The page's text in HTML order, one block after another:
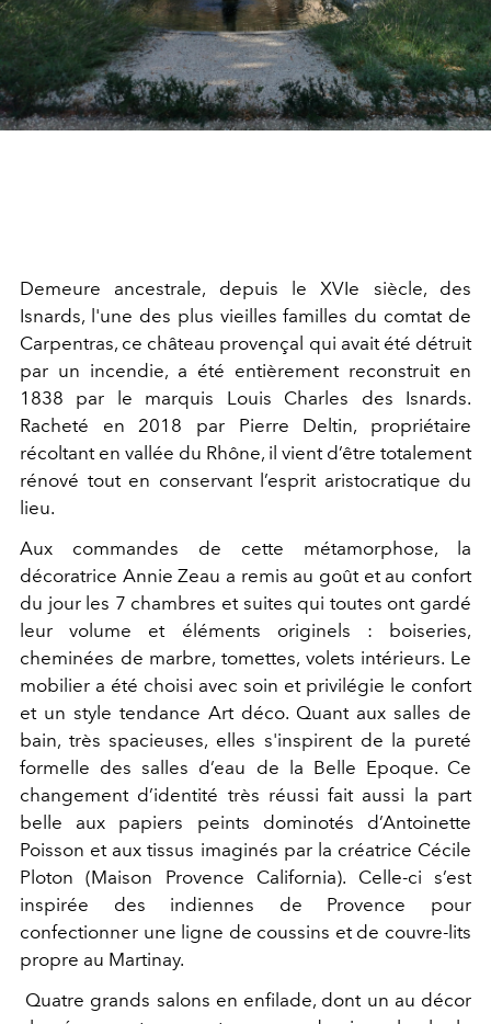
Demeure ancestrale, depuis le XVIe siècle, des
Isnards, l'une des plus vieilles familles du comtat de
Carpentras, ce château provençal qui avait été détruit
par un incendie, a été entièrement reconstruit en
1838 par le marquis Louis Charles des Isnards.
Racheté en 2018 par Pierre Deltin, propriétaire
récoltant en vallée du Rhône, il vient d’être totalement
rénové tout en conservant l’esprit aristocratique du
lieu.
Aux commandes de cette métamorphose, la
décoratrice Annie Zeau a remis au goût et au confort
du jour les 7 chambres et suites qui toutes ont gardé
leur volume et éléments originels : boiseries,
cheminées de marbre, tomettes, volets intérieurs. Le
mobilier a été choisi avec soin et privilégie le confort
et un style tendance Art déco. Quant aux salles de
bain, très spacieuses, elles s'inspirent de la pureté
formelle des salles d’eau de la Belle Epoque. Ce
changement d’identité très réussi fait aussi la part
belle aux papiers peints dominotés d’Antoinette
Poisson et aux tissus imaginés par la créatrice Cécile
Ploton (Maison Provence California). Celle-ci s’est
inspirée des indiennes de Provence pour
confectionner une ligne de coussins et de couvre-lits
propre au Martinay.
Quatre grands salons en enfilade, dont un au décor